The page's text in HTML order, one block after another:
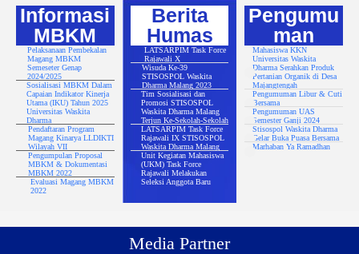
Informasi
MBKM
Pelaksanaan Pembekalan
Magang MBKM
Semeseter Genap
2024/2025
Sosialisasi MBKM Dalam
Capaian Indikator Kinerja
Utama (IKU) Tahun 2025
Universitas Waskita
Dharma
Pendaftaran Program
Magang Kinarya LLDIKTI
Wilayah VII
Pengumpulan Proposal
MBKM & Dokumentasi
MBKM 2022
Evaluasi Magang MBKM
2022
Berita
Humas
LATSARPIM Task Force
Rajawali X
Wisuda Ke-39
STISOSPOL Waskita
Dharma Malang 2023
Tim Sosialisasi dan
Promosi STISOSPOL
Waskita Dharma Malang
Terjun Ke-Sekolah-Sekolah
LATSARPIM Task Force
Rajawali IX STISOSPOL
Waskita Dharma Malang
Unit Kegiatan Mahasiswa
(UKM) Task Force
Rajawali Melakukan
Seleksi Anggota Baru
Pengumu
man
Mahasiswa KKN
Universitas Waskita
Dharma Serahkan Produk
Pertanian Organik di Desa
Majangtengah
Pengumuman Libur & Cuti
Bersama
Pengumuman UAS
Semester Ganji 2024
Stisospol Waskita Dharma
Gelar Buka Puasa Bersama
Marhaban Ya Ramadhan
Media Partner